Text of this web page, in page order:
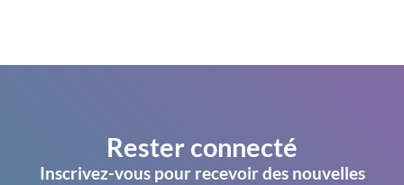
Rester connecté
Inscrivez-vous pour recevoir des nouvelles